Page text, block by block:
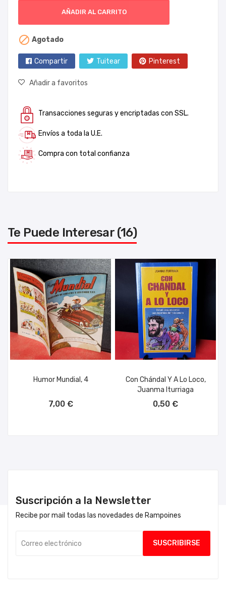
AÑADIR AL CARRITO
 Agotado
Compartir Tuitear Pinterest
Añadir a favoritos
Transacciones seguras y encriptadas con SSL.
Envíos a toda la U.E.
Compra con total confianza
Te Puede Interesar (16)
Humor Mundial, 4
7,00 €
Con Chándal Y A Lo Loco,
Juanma Iturriaga
0,50 €
Suscripción a la Newsletter
Recibe por mail todas las novedades de Rampoines